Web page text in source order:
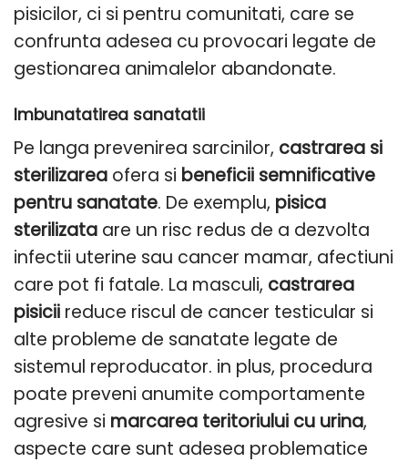
pisicilor, ci si pentru comunitati, care se
confrunta adesea cu provocari legate de
gestionarea animalelor abandonate.
Imbunatatirea sanatatii
Pe langa prevenirea sarcinilor, castrarea si
sterilizarea ofera si beneficii semnificative
pentru sanatate. De exemplu, pisica
sterilizata are un risc redus de a dezvolta
infectii uterine sau cancer mamar, afectiuni
care pot fi fatale. La masculi, castrarea
pisicii reduce riscul de cancer testicular si
alte probleme de sanatate legate de
sistemul reproducator. in plus, procedura
poate preveni anumite comportamente
agresive si marcarea teritoriului cu urina,
aspecte care sunt adesea problematice